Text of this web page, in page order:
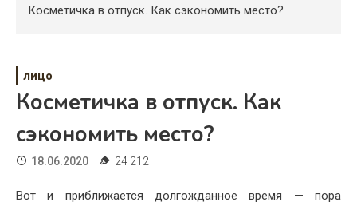
Свадьба
Дом
Жизнь
Хобби
Косметичка в отпуск. Как сэкономить место?
лицо
Косметичка в отпуск. Как
сэкономить место?
18.06.2020 24 212
Вот и приближается долгожданное время — пора